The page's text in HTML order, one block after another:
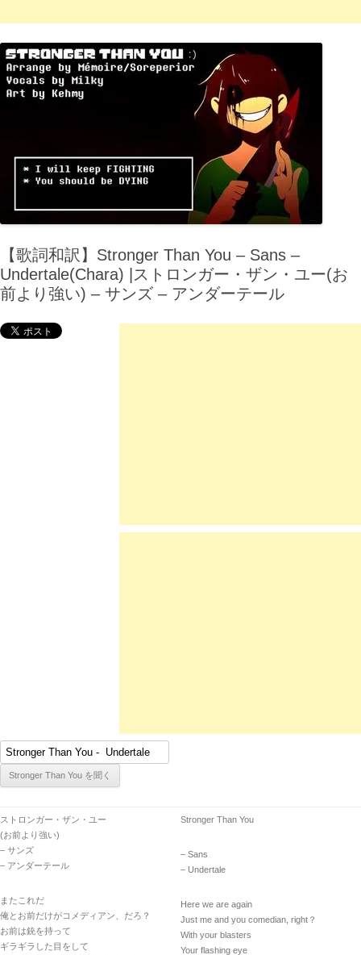
【歌詞和訳】Stronger Than You – Sans –
Undertale(Chara) |ストロンガー・ザン・ユー(お
前より強い) – サンズ – アンダーテール
ストロンガー・ザン・ユー
(お前より強い)
– サンズ
– アンダーテール
またこれだ
俺とお前だけがコメディアン、だろ？
お前は銃を持って
ギラギラした目をして
Stronger Than You
– Sans
– Undertale
Here we are again
Just me and you comedian, right？
With your blasters
Your flashing eye